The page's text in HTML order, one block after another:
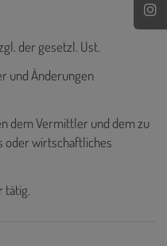
der gesetzl. Ust.
und Änderungen
dem Vermittler und dem zu
oder wirtschaftliches
tätig.